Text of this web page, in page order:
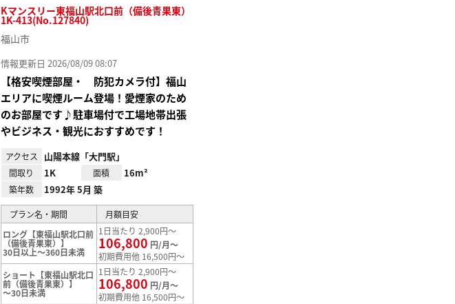
Kマンスリー東福山駅北口前（備後青果東）
1K-413(No.127840)
福山市
情報更新日 2026/08/09 08:07
【格安喫煙部屋・ 防犯カメラ付】福山
エリアに喫煙ルーム登場！愛煙家のため
のお部屋です♪駐車場付で工場地帯出張
やビジネス・観光におすすめです！
アクセス 山陽本線「大門駅」
間取り 1K 面積 16m²
築年数 1992年 5月 築
プラン名・期間
月額目安
ロング【東福山駅北口前
（備後青果東）】
30日以上～360日未満
1日当たり 2,900円～
106,800 円/月～
初期費用他 16,500円～
ショート【東福山駅北口
前（備後青果東）】
～30日未満
1日当たり 2,900円～
106,800 円/月～
初期費用他 16,500円～